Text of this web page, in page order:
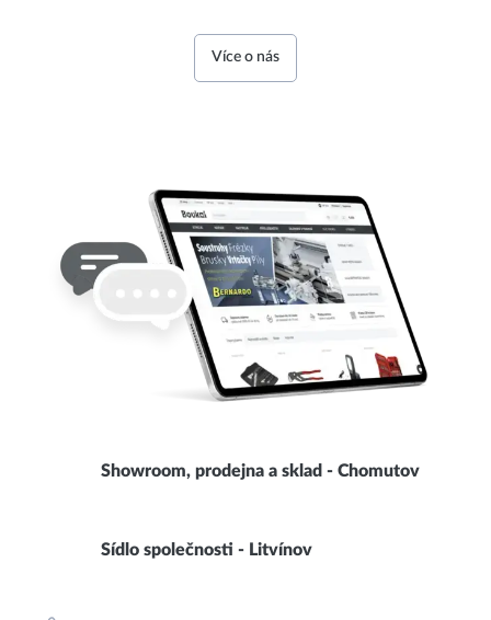
Více o nás
Showroom, prodejna a sklad - Chomutov
Sídlo společnosti - Litvínov